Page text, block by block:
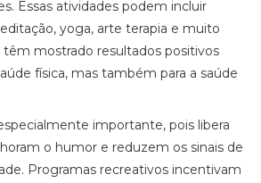
Essas atividades podem incluir
yoga, arte terapia e muito
têm mostrado resultados positivos
física, mas também para a saúde
importante, pois libera
o humor e reduzem os sinais de
Programas recreativos incentivam